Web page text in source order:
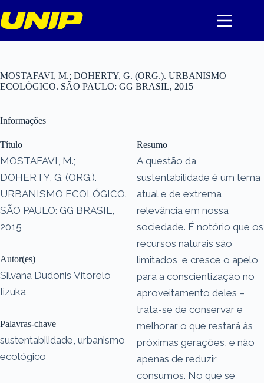
para
o
MOSTAFAVI, M.; DOHERTY, G. (ORG.). URBANISMO
ECOLÓGICO. SÃO PAULO: GG BRASIL, 2015
Informações
Título
MOSTAFAVI, M.;
DOHERTY, G. (ORG.).
URBANISMO ECOLÓGICO.
SÃO PAULO: GG BRASIL,
2015
Autor(es)
Silvana Dudonis Vitorelo
Iizuka
Palavras-chave
sustentabilidade, urbanismo
ecológico
Resumo
A questão da
sustentabilidade é um tema
atual e de extrema
relevância em nossa
sociedade. É notório que os
recursos naturais são
limitados, e cresce o apelo
para a conscientização no
aproveitamento deles –
trata-se de conservar e
melhorar o que restará às
próximas gerações, e não
apenas de reduzir
consumos. No que se